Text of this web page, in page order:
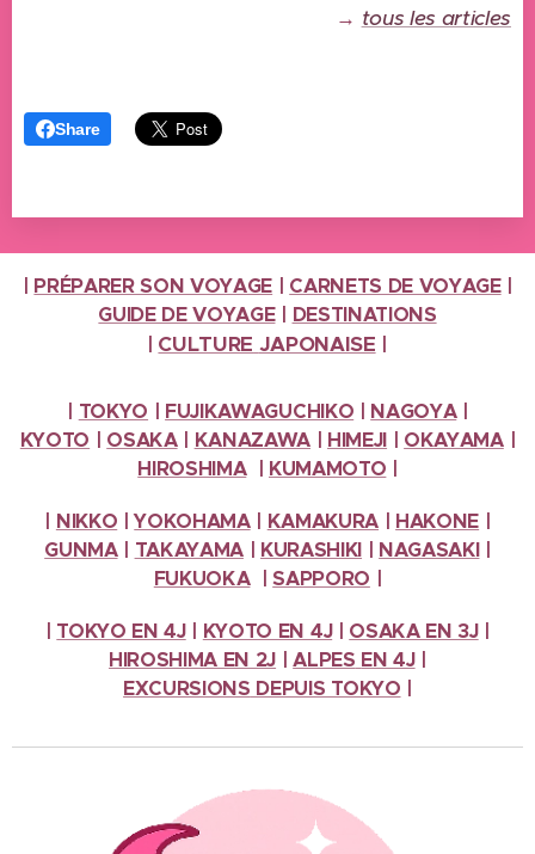
→ tous les articles
Share
PRÉPARER SON VOYAGE CARNETS DE VOYAGE|
GUIDE DE VOYAGE| DESTINATIONS
CULTURE JAPONAISE |
TOKYO FUJIKAWAGUCHIKO NAGOYA|
KYOTO
OSAKA| KANAZAWA HIMEJI OKAYAMA|
HIROSHIMA| KUMAMOTO
NIKKO |YOKOHAMA| KAMAKURA HAKONE
GUNMA| TAKAYAMA| KURASHIKI NAGASAKI|
FUKUOKA|SAPPORO
TOKYO EN 4J KYOTO EN 4J OSAKA EN 3J
HIROSHIMA EN 2J
|ALPES EN 4J
EXCURSIONS DEPUIS TOKYO